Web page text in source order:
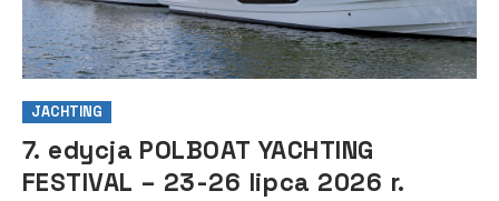
JACHTING
7. edycja POLBOAT YACHTING
FESTIVAL – 23-26 lipca 2026 r.